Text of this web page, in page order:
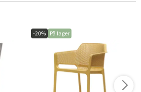
-20% På lager